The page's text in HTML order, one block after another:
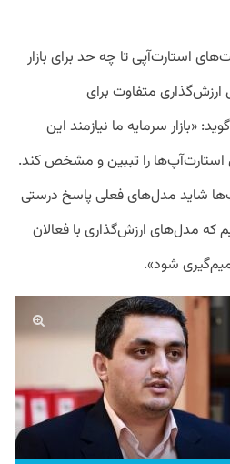
استارت‌آپی تا چه حد برای بازار
متفاوت برای
«بازار سرمایه ما نیازمند این
را تببین و مشخص کند.
شاید مدل‌های فعلی پاسخ درستی
که مدل‌های ارزش‌گذاری با فعالان
شود».